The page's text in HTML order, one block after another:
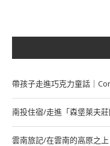
帶孩子走進巧克力童話｜
南投住宿/走進「森堡萊夫
雲南旅記/在雲南的高原之